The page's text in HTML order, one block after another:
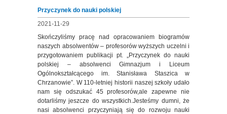
Przyczynek do nauki polskiej
2021-11-29
Skończyliśmy pracę nad opracowaniem biogramów
naszych absolwentów – profesorów wyższych uczelni i
przygotowaniem publikacji pt. „Przyczynek do nauki
polskiej – absolwenci Gimnazjum i Liceum
Ogólnokształcącego im. Stanisława Staszica w
Chrzanowie”. W 110-letniej historii naszej szkoły udało
nam się odszukać 45 profesorów,ale zapewne nie
dotarliśmy jeszcze do wszystkich.Jesteśmy dumni, że
nasi absolwenci przyczyniają się do rozwoju nauki